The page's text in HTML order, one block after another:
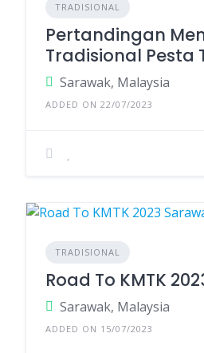
TRADISIONAL
Pertandingan
Tradisional Pesta
Sarawak, Malaysia
ADDED ON 22/07/2023
TRADISIONAL
Road To KMTK
Sarawak, Malaysia
ADDED ON 15/07/2023